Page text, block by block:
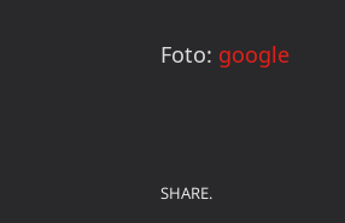
Foto: google
SHARE.